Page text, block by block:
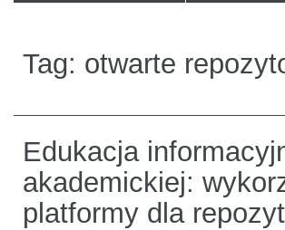
Tag: otwarte
Edukacja
akademickiej:
platformy dla